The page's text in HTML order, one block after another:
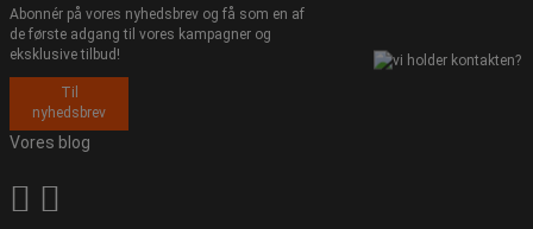
Abonnér på vores nyhedsbrev og få som en af
de første adgang til vores kampagner og
eksklusive tilbud!
Til
nyhedsbrev
Vores blog